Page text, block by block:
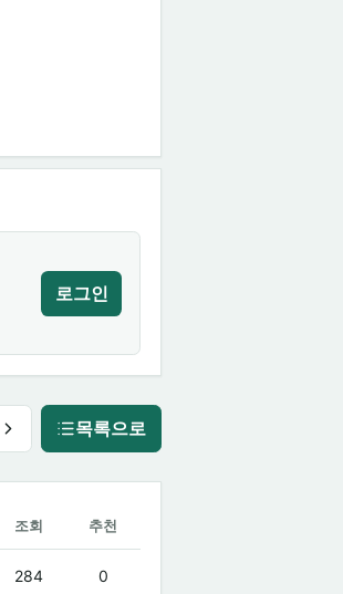
로그인
목록으로
조회 추천
284 0